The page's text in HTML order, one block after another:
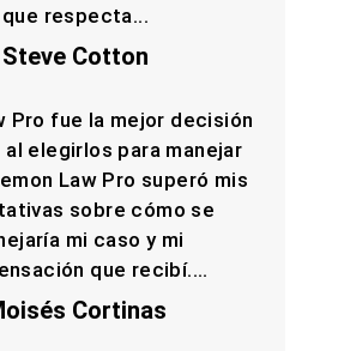
que respecta...
Steve Cotton
Pro fue la mejor decisión
al elegirlos para manejar
Law Pro superó mis
sobre cómo se
mi caso y mi
que recibí....
Cortinas